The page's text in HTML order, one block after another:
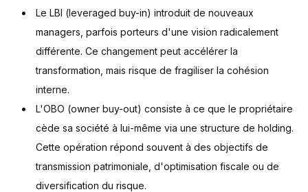
Le LBI (leveraged buy-in) introduit de nouveaux
managers, parfois porteurs d'une vision radicalement
différente. Ce changement peut accélérer la
transformation, mais risque de fragiliser la cohésion
interne.
L'OBO (owner buy-out) consiste à ce que le propriétaire
cède sa société à lui-même via une structure de holding.
Cette opération répond souvent à des objectifs de
transmission patrimoniale, d'optimisation fiscale ou de
diversification du risque.